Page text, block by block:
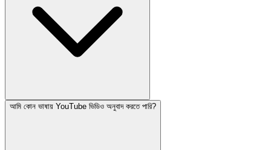
আমি কোন ভাষায় YouTube ভিডিও অনুবাদ করতে পারি?